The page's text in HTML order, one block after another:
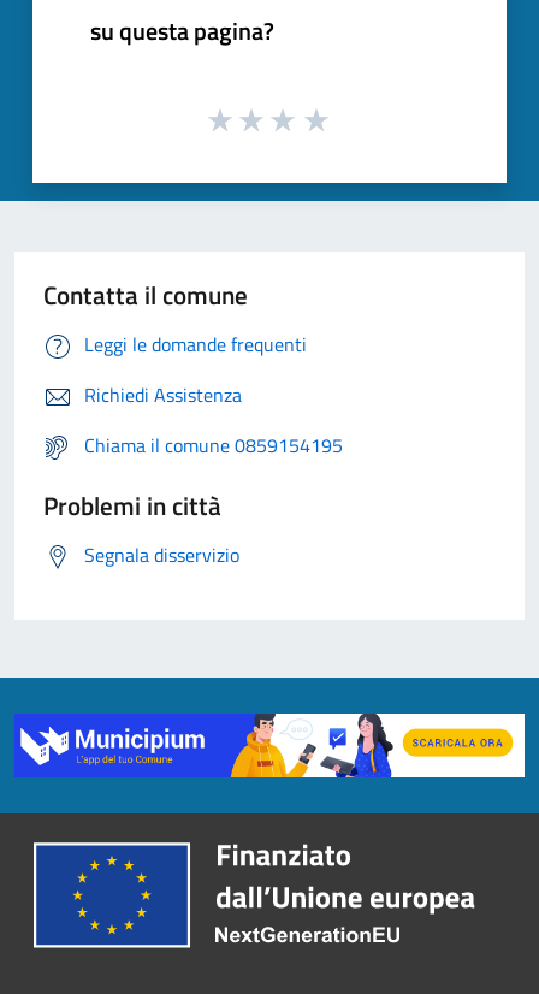
su questa pagina?
Contatta il comune
Leggi le domande frequenti
Richiedi Assistenza
Chiama il comune 0859154195
Problemi in città
Segnala disservizio